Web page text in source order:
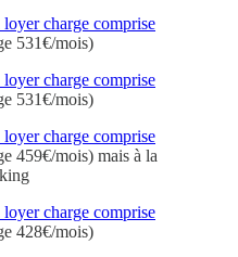
loyer charge comprise
531€/mois)
loyer charge comprise
531€/mois)
loyer charge comprise
459€/mois) mais à la
loyer charge comprise
428€/mois)